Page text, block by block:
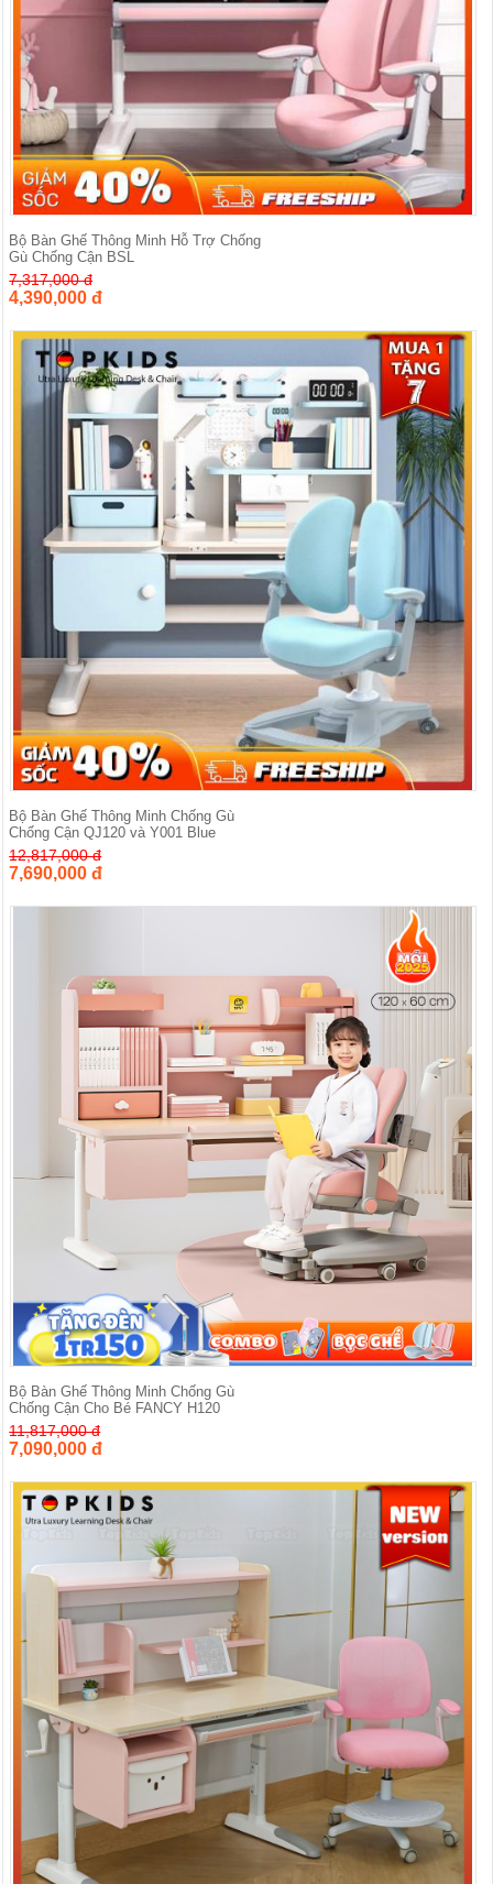
Bộ Bàn Ghế Thông Minh Hỗ Trợ Chống
Gù Chống Cận BSL
7,317,000 đ
4,390,000 đ
Bộ Bàn Ghế Thông Minh Chống Gù
Chống Cận QJ120 và Y001 Blue
12,817,000 đ
7,690,000 đ
Bộ Bàn Ghế Thông Minh Chống Gù
Chống Cận Cho Bé FANCY H120
11,817,000 đ
7,090,000 đ